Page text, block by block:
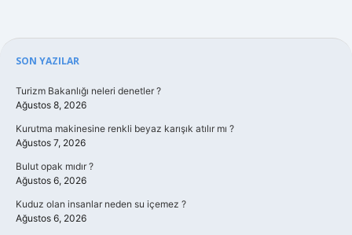
Sidebar
SON YAZILAR
Turizm Bakanlığı neleri denetler ?
Ağustos 8, 2026
Kurutma makinesine renkli beyaz karışık atılır mı ?
Ağustos 7, 2026
Bulut opak mıdır ?
Ağustos 6, 2026
Kuduz olan insanlar neden su içemez ?
Ağustos 6, 2026